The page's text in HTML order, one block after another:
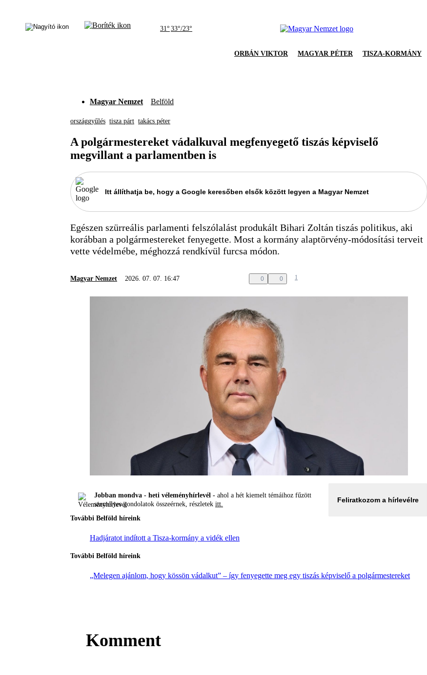
31° 33°/23°
ORBÁN VIKTOR MAGYAR PÉTER TISZA-KORMÁNY
Magyar Nemzet Belföld
országgyűlés tisza párt takács péter
A polgármestereket vádalkuval megfenyegető tiszás képviselő
megvillant a parlamentben is
Itt állíthatja be, hogy a Google keresőben elsők között legyen a Magyar Nemzet
Egészen szürreális parlamenti felszólalást produkált Bihari Zoltán tiszás politikus, aki
korábban a polgármestereket fenyegette. Most a kormány alaptörvény-módosítási terveit
vette védelmébe, méghozzá rendkívül furcsa módon.
Magyar Nemzet 2026. 07. 07. 16:47 0 0 1
Jobban mondva - heti véleményhírlevél - ahol a hét kiemelt témáihoz fűzött
személyes gondolatok összeérnek, részletek itt.
Feliratkozom a hírlevélre
További Belföld híreink
Hadjáratot indított a Tisza-kormány a vidék ellen
További Belföld híreink
„Melegen ajánlom, hogy kössön vádalkut” – így fenyegette meg egy tiszás képviselő a polgármestereket
Komment